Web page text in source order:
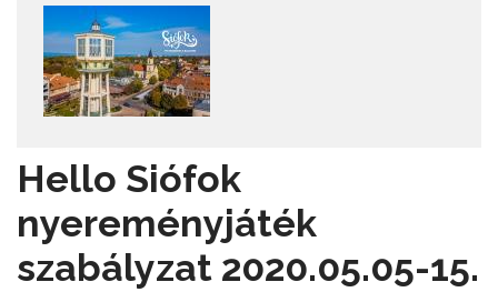
Hello Siófok
nyereményjáték
szabályzat 2020.05.05-15.